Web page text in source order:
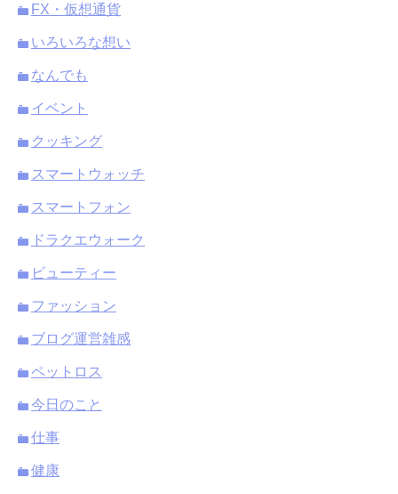
FX・仮想通貨
いろいろな想い
なんでも
イベント
クッキング
スマートウォッチ
スマートフォン
ドラクエウォーク
ビューティー
ファッション
ブログ運営雑感
ペットロス
今日のこと
仕事
健康